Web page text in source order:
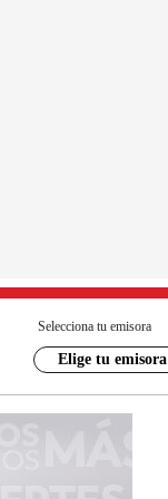
Selecciona tu emisora
Elige tu emisora